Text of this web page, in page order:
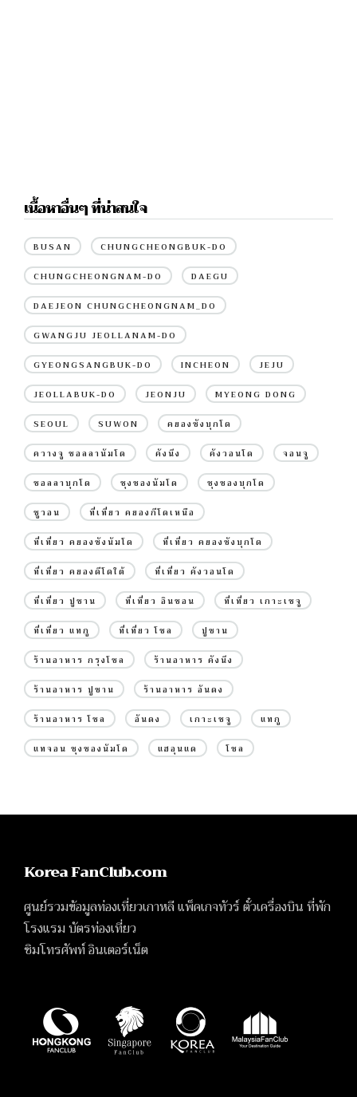
เนื้อหาอื่นๆ ที่น่าสนใจ
BUSAN CHUNGCHEONGBUK-DO
CHUNGCHEONGNAM-DO DAEGU
DAEJEON CHUNGCHEONGNAM_DO
GWANGJU JEOLLANAM-DO
GYEONGSANGBUK-DO INCHEON JEJU
JEOLLABUK-DO JEONJU MYEONG DONG
SEOUL SUWON คยองซังบุกโด
ควางจู ชอลลานัมโด คังนึง คังวอนโด จอนจู
ชอลลาบุกโด ชุงชองนัมโด ชุงชองบุกโด
ซูวอน ที่เที่ยว คยองกีโดเหนือ
ที่เที่ยว คยองซังนัมโด ที่เที่ยว คยองซังบุกโด
ที่เที่ยว คยองดีโดใต้ ที่เที่ยว คังวอนโด
ที่เที่ยว ปูซาน ที่เที่ยว อินชอน ที่เที่ยว เกาะเชจู
ที่เที่ยว แทกู ที่เที่ยว โซล ปูซาน
ร้านอาหาร กรุงโซล ร้านอาหาร คังนึง
ร้านอาหาร ปูซาน ร้านอาหาร อันดง
ร้านอาหาร โซล อันดง เกาะเชจู แทกู
แทจอน ชุงชองนัมโด แฮอุนแด โซล
Korea FanClub.com
ศูนย์รวมข้อมูลท่องเที่ยวเกาหลี แพ็คเกจทัวร์ ตั๋วเครื่องบิน ที่พัก
โรงแรม บัตรท่องเที่ยว
ซิมโทรศัพท์ อินเตอร์เน็ต